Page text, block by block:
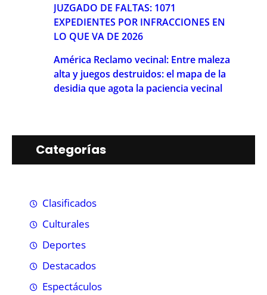
JUZGADO DE FALTAS: 1071
EXPEDIENTES POR INFRACCIONES EN
LO QUE VA DE 2026
América Reclamo vecinal: Entre maleza
alta y juegos destruidos: el mapa de la
desidia que agota la paciencia vecinal
Categorías
Clasificados
Culturales
Deportes
Destacados
Espectáculos